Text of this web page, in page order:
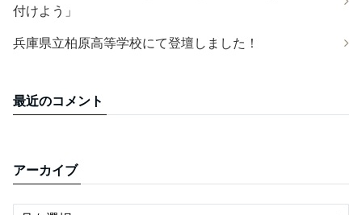
付けよう」
兵庫県立柏原高等学校にて登壇しました！
最近のコメント
アーカイブ